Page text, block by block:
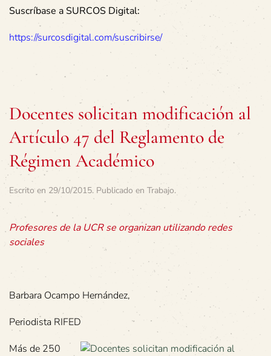
Suscríbase a SURCOS Digital:
https://surcosdigital.com/suscribirse/
Docentes solicitan modificación al
Artículo 47 del Reglamento de
Régimen Académico
Escrito en 29/10/2015. Publicado en Trabajo.
Profesores de la UCR se organizan utilizando redes
sociales
Barbara Ocampo Hernández,
Periodista RIFED
Más de 250